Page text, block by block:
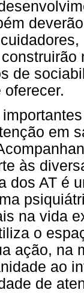
de
em
às
dos AT é
na vida
o
ação, na
ao
de